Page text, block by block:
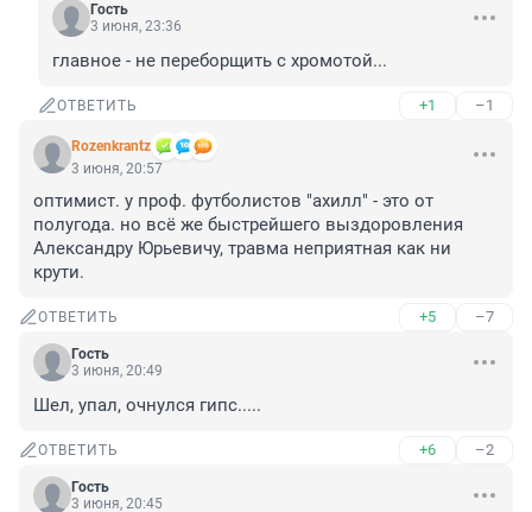
Гость
3 июня, 23:36
главное - не переборщить с хромотой...
ОТВЕТИТЬ +1 –1
Rozenkrantz
3 июня, 20:57
оптимист. у проф. футболистов "ахилл" - это от
полугода. но всё же быстрейшего выздоровления
Александру Юрьевичу, травма неприятная как ни
крути.
ОТВЕТИТЬ +5 –7
Гость
3 июня, 20:49
Шел, упал, очнулся гипс.....
ОТВЕТИТЬ +6 –2
Гость
3 июня, 20:45